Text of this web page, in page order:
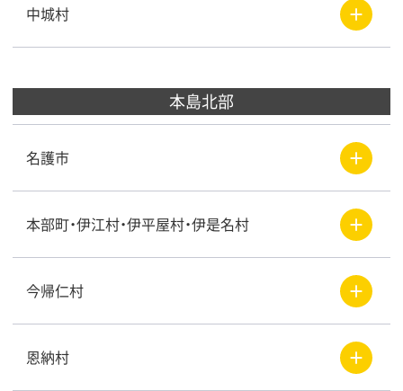
中城村 ＋
本島北部
名護市 ＋
本部町・伊江村・伊平屋村・伊是名村 ＋
今帰仁村 ＋
恩納村 ＋